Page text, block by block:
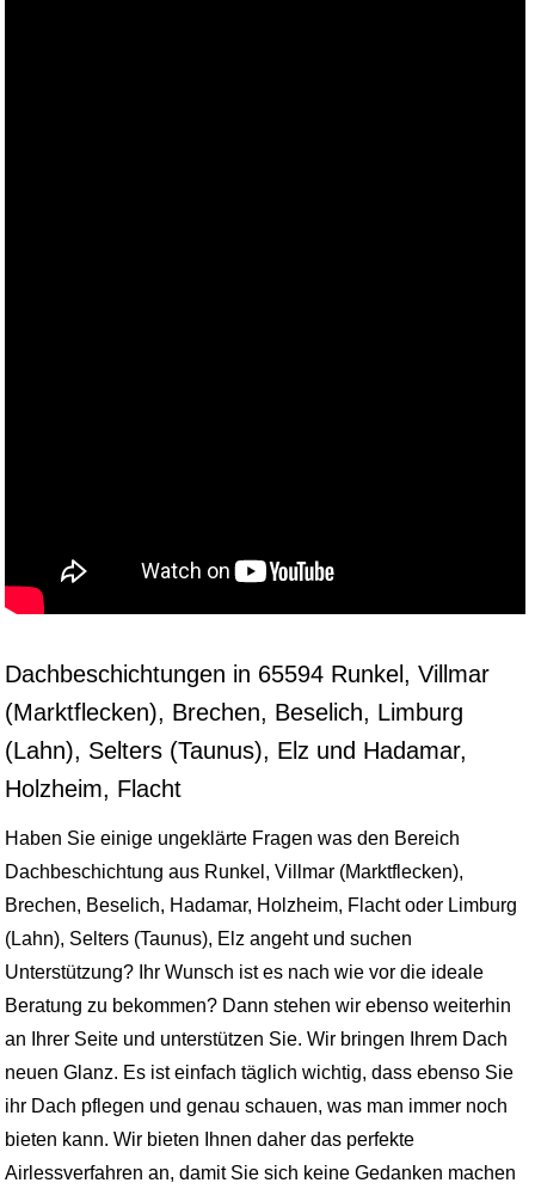
Dachbeschichtungen in 65594 Runkel, Villmar
(Marktflecken), Brechen, Beselich, Limburg
(Lahn), Selters (Taunus), Elz und Hadamar,
Holzheim, Flacht
Haben Sie einige ungeklärte Fragen was den Bereich
Dachbeschichtung aus Runkel, Villmar (Marktflecken),
Brechen, Beselich, Hadamar, Holzheim, Flacht oder Limburg
(Lahn), Selters (Taunus), Elz angeht und suchen
Unterstützung? Ihr Wunsch ist es nach wie vor die ideale
Beratung zu bekommen? Dann stehen wir ebenso weiterhin
an Ihrer Seite und unterstützen Sie. Wir bringen Ihrem Dach
neuen Glanz. Es ist einfach täglich wichtig, dass ebenso Sie
ihr Dach pflegen und genau schauen, was man immer noch
bieten kann. Wir bieten Ihnen daher das perfekte
Airlessverfahren an, damit Sie sich keine Gedanken machen